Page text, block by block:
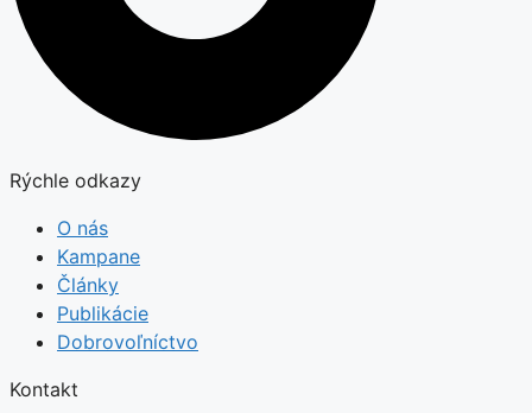
Rýchle odkazy
O nás
Kampane
Články
Publikácie
Dobrovoľníctvo
Kontakt